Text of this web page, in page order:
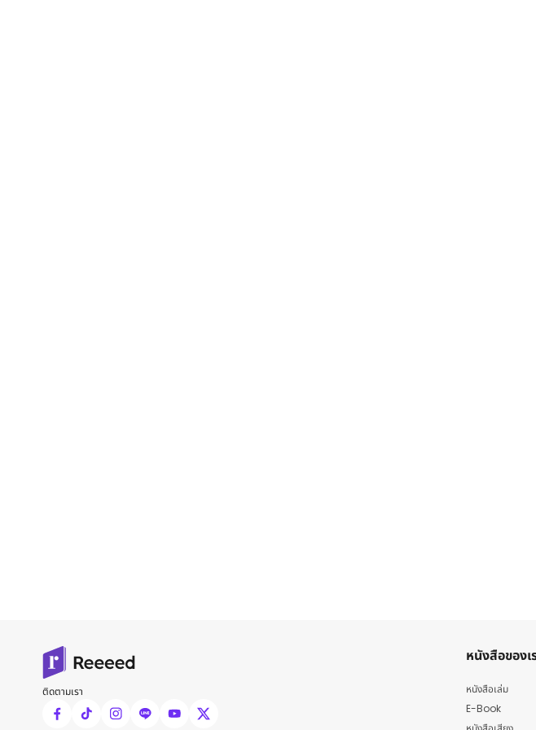
ติดตามเรา
หนังสือของเ
หนังสือเล่ม
E-Book